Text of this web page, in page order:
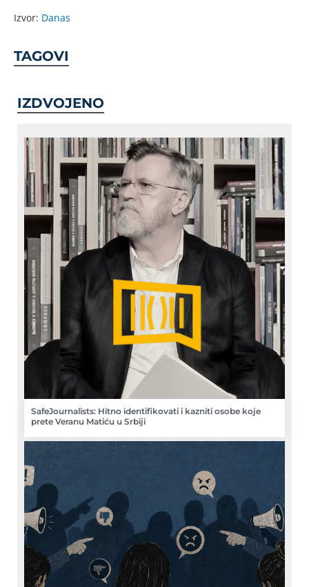
Izvor: Danas
TAGOVI
IZDVOJENO
SafeJournalists: Hitno identifikovati i kazniti osobe koje
prete Veranu Matiću u Srbiji